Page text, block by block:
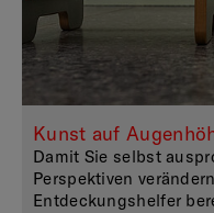
Kunst auf
Damit Sie selbst
Perspektiven
Entdeckungshelfer